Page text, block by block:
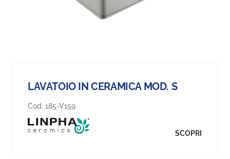
LAVATOIO IN CERAMICA MOD. S
Cod: 185-V159
SCOPRI